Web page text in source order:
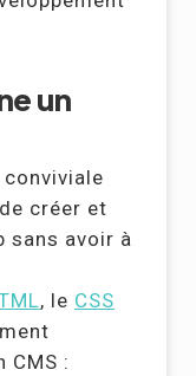
un
créer et
sans avoir à
, le CSS
CMS :